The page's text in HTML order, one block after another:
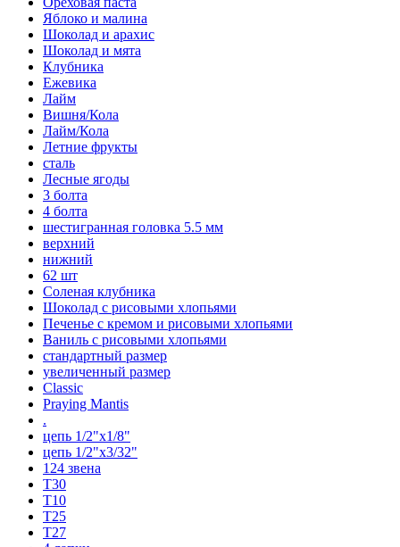
Яблоко и малина
Шоколад и арахис
Шоколад и мята
Клубника
Ежевика
Лайм
Вишня/Кола
Лайм/Кола
Летние фрукты
сталь
Лесные ягоды
3 болта
4 болта
шестигранная головка 5.5 мм
верхний
нижний
62 шт
Соленая клубника
Шоколад с рисовыми хлопьями
Печенье с кремом и рисовыми хлопьями
Ваниль с рисовыми хлопьями
стандартный размер
увеличенный размер
Classic
Praying Mantis
.
цепь 1/2"x1/8"
цепь 1/2"x3/32"
124 звена
T30
T10
T25
T27